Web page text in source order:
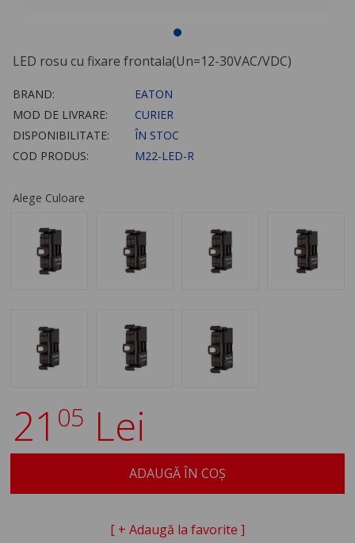
LED rosu cu fixare frontala(Un=12-30VAC/VDC)
BRAND:
EATON
MOD DE LIVRARE:
CURIER
DISPONIBILITATE:
ÎN STOC
COD PRODUS:
M22-LED-R
Alege Culoare
21 05 Lei
ADAUGĂ ÎN COȘ
[ + Adaugă la favorite ]